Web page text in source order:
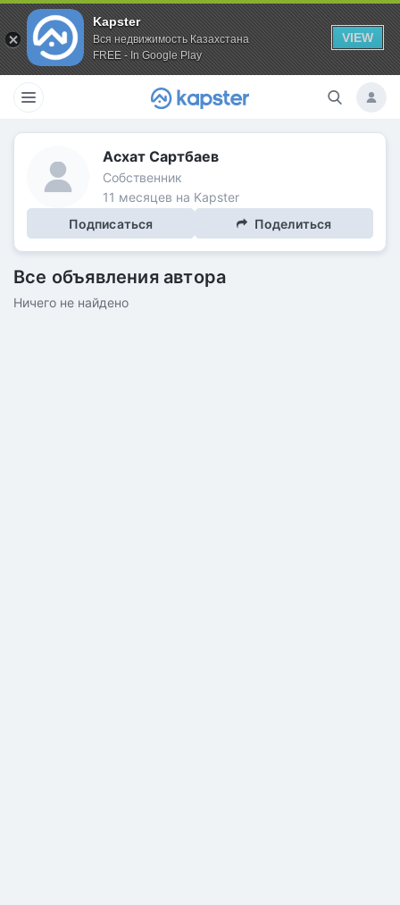
Kapster
Вся недвижимость Казахстана
FREE - In Google Play
VIEW
Асхат Сартбаев
Собственник
11 месяцев на Kapster
Подписаться
Поделиться
Все объявления автора
Ничего не найдено